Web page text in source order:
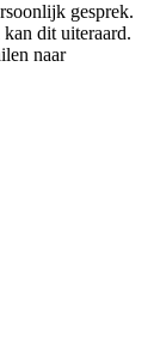
gesprek.
dit uiteraard.
naar